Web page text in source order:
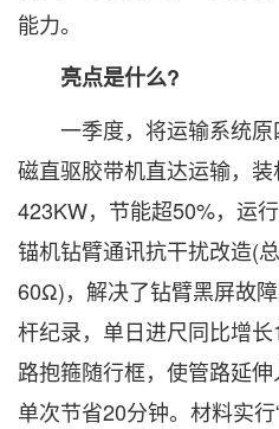
能力。
亮点是什么?
一季度，将运输系统原
磁直驱胶带机直达运输，
423KW，节能超50%，运
锚机钻臂通讯抗干扰改造(
60Ω)，解决了钻臂黑屏故
杆纪录，单日进尺同比增
路抱箍随行框，使管路延伸
单次节省20分钟。材料实行